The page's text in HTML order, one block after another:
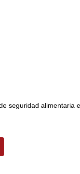
seguridad alimentaria